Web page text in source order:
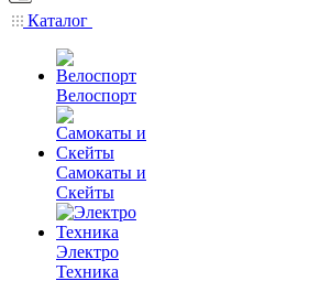
Каталог
Велоспорт
Самокаты и
Скейты
Электро
Техника